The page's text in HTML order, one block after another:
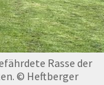
Rasse der
© Heftberger